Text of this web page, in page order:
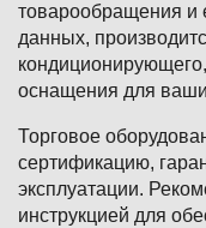
товарообращения и
данных,
оснащения для
Торговое
сертификацию,
эксплуатации.
инструкцией для